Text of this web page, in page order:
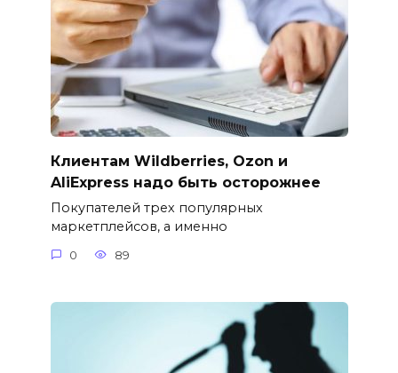
Клиентам Wildberries, Ozon и
AliExpress надо быть осторожнее
Покупателей трех популярных
маркетплейсов, а именно
0 89